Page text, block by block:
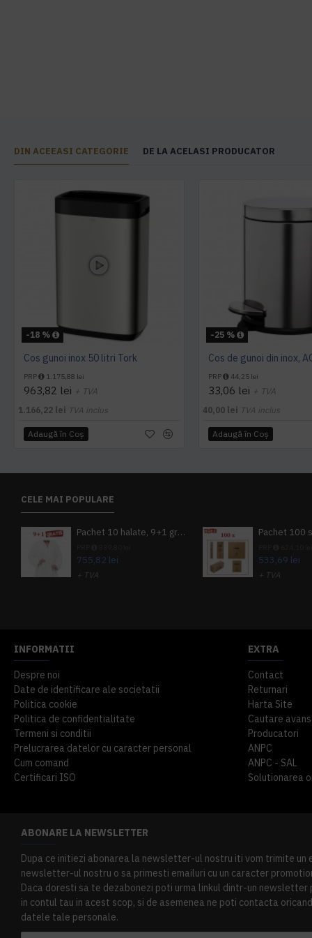
DIN ACEEASI CATEGORIE DE LA ACELASI PRODUCATOR
-18 %
Cos gunoi inox 50 litri Tork
PRP 1.175,88 lei
963,82 lei + TVA
1.166,22 lei TVA inclus
Adaugă în Coş
-25 %
Cos de gunoi din inox,
PRP 44,25 lei
33,06 lei + TVA
40,00 lei TVA inclus
Adaugă în Coş
CELE MAI POPULARE
Pachet 10 halate, 9+1 gratuit
755,82 lei
+ TVA
533,69 lei
+ TVA
INFORMATII
Despre noi
Date de identificare ale societatii
Politica cookie
Politica de confidentialitate
Termeni si conditii
Prelucrarea datelor cu caracter personal
Cum comand
Certificari ISO
EXTRA
Contact
Returnari
Harta Site
Cautare
Producatori
ANPC
ANPC - SAL
Solutionarea
ABONARE LA NEWSLETTER
Dupa ce initiezi abonarea la newsletter-ul nostru iti vom trimite
newsletter-ul nostru o sa primesti emailuri cu un caracter
Daca doresti sa te dezabonezi poti urma linkul dintr-un
in contul tau in acest scop, si de asemenea ne poti contacta
datele tale personale.